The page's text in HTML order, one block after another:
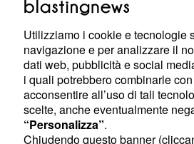
Il pagamento della
rescissoria
Il motivo principale del "sorpasso"
prestazioni sportive di Schick
spendere unacifra maggiore
rescissoriadel giocatore: la
Utilizziamo i cookie e tecnologie
navigazione e per analizzare il
dati web, pubblicità e social
i quali potrebbero combinarle
acconsentire all’uso di tali
scelte, anche eventualmente
“Personalizza”.
Chiudendo questo banner